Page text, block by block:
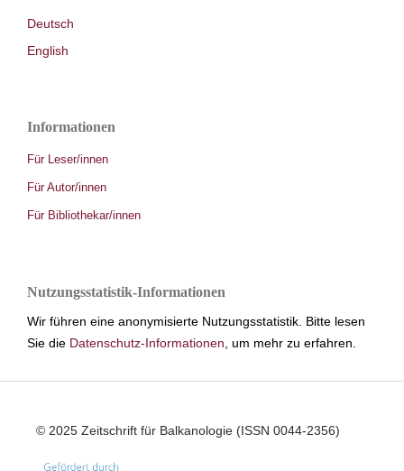
Deutsch
English
Informationen
Für Leser/innen
Für Autor/innen
Für Bibliothekar/innen
Nutzungsstatistik-Informationen
Wir führen eine anonymisierte Nutzungsstatistik. Bitte lesen
Sie die Datenschutz-Informationen , um mehr zu erfahren.
© 2025 Zeitschrift für Balkanologie (ISSN 0044-2356)